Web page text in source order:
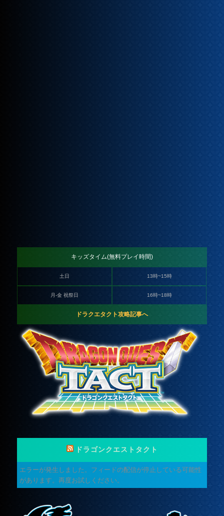
キッズタイム(無料プレイ時間)
土日 13時~15時
月-金 祝祭日 16時~18時
ドラクエタクト攻略記事へ
ドラゴンクエストタクト
エラーが発生しました。フィードの配信が停止している可能性
があります。再度お試しください。